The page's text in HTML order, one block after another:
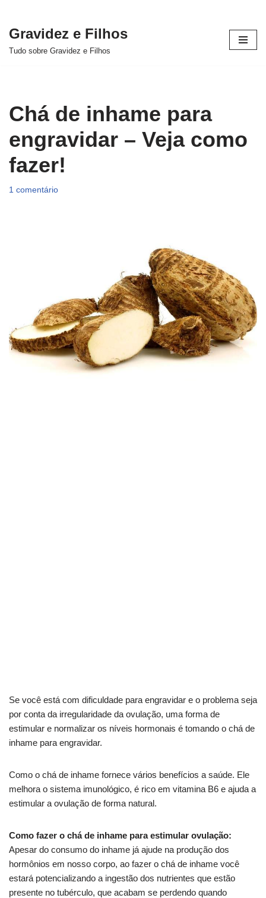
Pular
Gravidez e Filhos
Tudo sobre Gravidez e Filhos
Chá de inhame para
engravidar – Veja como
fazer!
1 comentário
Se você está com dificuldade para engravidar e o problema seja
por conta da irregularidade da ovulação, uma forma de
estimular e normalizar os níveis hormonais é tomando o chá de
inhame para engravidar.
Como o chá de inhame fornece vários benefícios a saúde. Ele
melhora o sistema imunológico, é rico em vitamina B6 e ajuda a
estimular a ovulação de forma natural.
Como fazer o chá de inhame para estimular ovulação:
Apesar do consumo do inhame já ajude na produção dos
hormônios em nosso corpo, ao fazer o chá de inhame você
estará potencializando a ingestão dos nutrientes que estão
presente no tubérculo, que acabam se perdendo quando